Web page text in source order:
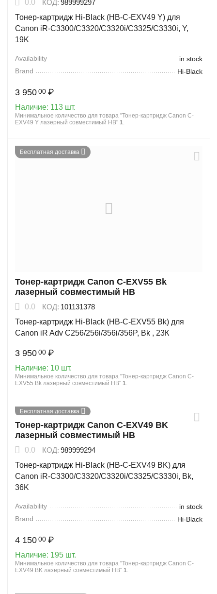
0.0 КОД: 989999297
Тонер-картридж Hi-Black (HB-C-EXV49 Y) для
Canon iR-C3300/C3320/C3320i/C3325/C3330i, Y,
19K
Availability
in stock
Brand
Hi-Black
3 950 00 ₽
Наличие: 113 шт.
Минимальное количество для товара "Тонер-картридж Canon C-
EXV49 Y лазерный совместимый HB" 1.
Бесплатная доставка
Тонер-картридж Canon C-EXV55 Bk
лазерный совместимый HB
0.0 КОД: 101131378
Тонер-картридж Hi-Black (HB-C-EXV55 Bk) для
Canon iR Adv C256/256i/356i/356P, Bk , 23К
3 950 00 ₽
Наличие: 10 шт.
Минимальное количество для товара "Тонер-картридж Canon C-
EXV55 Bk лазерный совместимый HB" 1.
Бесплатная доставка
Тонер-картридж Canon C-EXV49 BK
лазерный совместимый HB
0.0 КОД: 989999294
Тонер-картридж Hi-Black (HB-C-EXV49 BK) для
Canon iR-C3300/C3320/C3320i/C3325/C3330i, Bk,
36K
Availability
in stock
Brand
Hi-Black
4 150 00 ₽
Наличие: 195 шт.
Минимальное количество для товара "Тонер-картридж Canon C-
EXV49 BK лазерный совместимый HB" 1.